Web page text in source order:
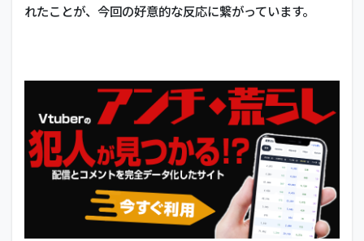
れたことが、今回の好意的な反応に繋がっています。